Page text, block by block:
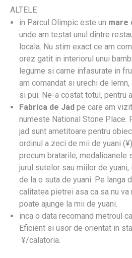
ALTELE
in Parcul Olimpic este un mare
unde am testat unul dintre
locala. Nu stim exact ce am
orez gatit in interiorul unui
legume si carne infasurate in
am comandat si urechi de
si pui. Ne-a costat totul, pentru
Fabrica de Jad pe care am
numeste National Stone Place.
jad sunt ametitoare pentru
ordinul a zeci de mii de yuani
precum bratarile, medalioanele
jurul sutelor sau miilor de
de la o suta de yuani. Pe langa
calitatea pietrei asa ca sa nu va
poate ajunge la mii de yuani.
inca o data recomand metroul
Eficient si usor de orientat in
¥/calatoria.